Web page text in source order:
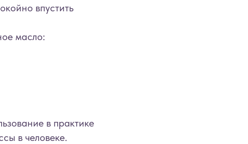
впустить
масло:
в практике
в человеке.